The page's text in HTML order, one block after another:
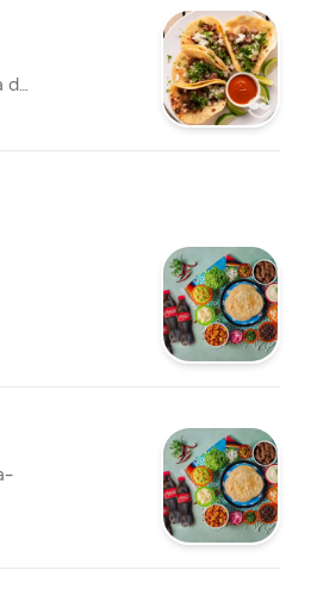
de